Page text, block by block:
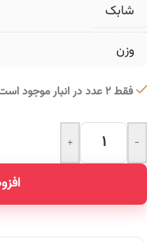
شابک
وزن
فقط 2 عدد در انبار موجود است
-
+
Alternative: